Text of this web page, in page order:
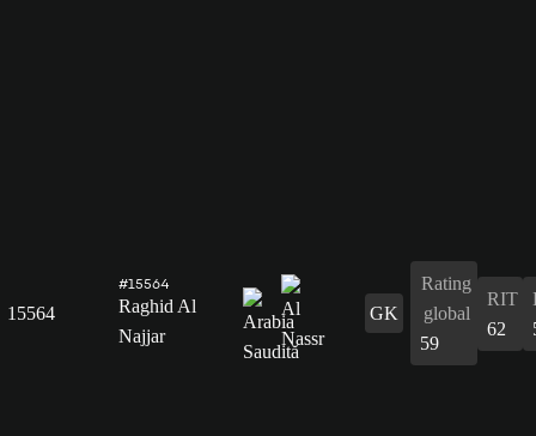
15564
#15564
Raghid Al
Najjar
GK
Rating
global
59
RIT
62